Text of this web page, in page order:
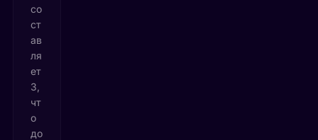
со
ст
ав
ля
ет
3,
чт
о
до